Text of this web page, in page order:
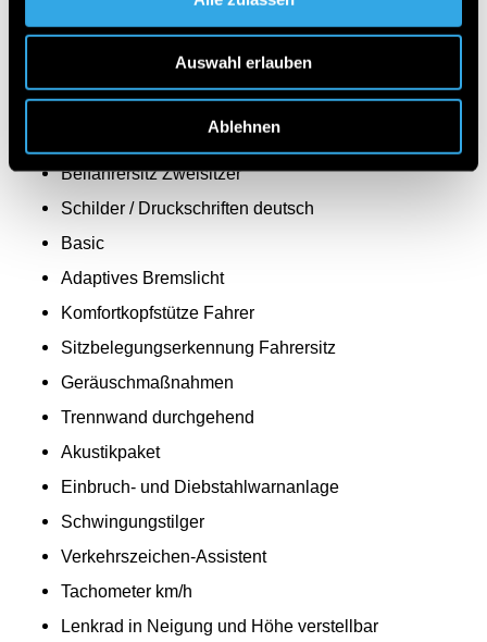
Auswahl erlauben
Ablehnen
Reifendrucküberwachung an VA u. HA, drahtlos
Raucher-Paket
Abschleppöse hinten
Aktiver Brems-Assistent
Beifahrersitz Zweisitzer
Schilder / Druckschriften deutsch
Basic
Adaptives Bremslicht
Komfortkopfstütze Fahrer
Sitzbelegungserkennung Fahrersitz
Geräuschmaßnahmen
Trennwand durchgehend
Akustikpaket
Einbruch- und Diebstahlwarnanlage
Schwingungstilger
Verkehrszeichen-Assistent
Tachometer km/h
Lenkrad in Neigung und Höhe verstellbar